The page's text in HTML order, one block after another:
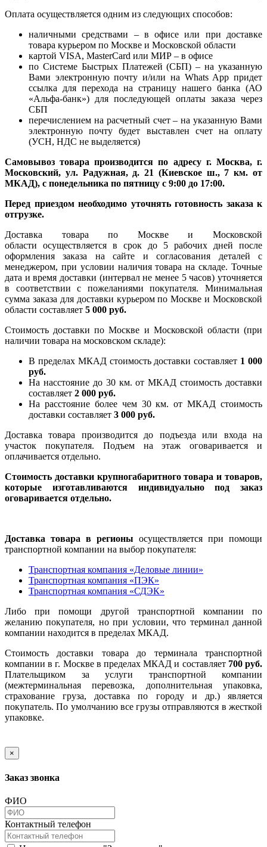
Оплата осуществляется одним из следующих способов:
наличными средствами – в офисе или при доставке
товара курьером по Москве и Московской области
картой VISA, MasterCard или МИР – в офисе
по Системе Быстрых Платежей (СБП) – на указанную
Вами электронную почту и/или на Whats App придет
ссылка для перехода на страницу нашего банка (АО
«Альфа-банк») для последующей оплаты заказа через
СБП
перечислением на расчетный счет – на указанную Вами
электронную почту будет выставлен счет на оплату
(УСН, НДС не выделяется)
Самовывоз товара производится по адресу г. Москва, г.
Московский, ул. Радужная, д. 21 (Киевское ш., 7 км. от
МКАД), с понедельника по пятницу с 9:00 до 17:00.
Перед приездом необходимо уточнять готовность заказа к
отгрузке.
Доставка товара по Москве и Московской
области осуществляется в срок до 5 рабочих дней после
оформления заказа на сайте и согласования деталей с
менеджером, при условии наличия товара на складе. Точные
дата и время доставки (интервал не менее 5 часов) уточняется
в соответствии с пожеланиями покупателя. Минимальная
сумма заказа для доставки курьером по Москве и Московской
области составляет 5 000 руб.
Стоимость доставки по Москве и Московской области (при
наличии товара на московском складе):
В пределах МКАД стоимость доставки составляет 1 000
руб.
На насcтояние до 30 км. от МКАД стоимость доставки
составляет 2 000 руб.
На расстояние более чем 30 км. от МКАД стоимость
доставки составляет 3 000 руб.
Доставка товара производится до подъезда или входа на
участок покупателя. Подъем на этаж оговаривается и
оплачивается отдельно.
Стоимость доставки крупногабаритного товара и товаров,
которые изготавливаются индивидуально под заказ
оговаривается отдельно.
Доставка товара в регионы осуществляется при помощи
транспортной компании на выбор покупателя:
Транспортная компания «Деловые линии»
Транспортная компания «ПЭК»
Транспортная компания «СДЭК»
Либо при помощи другой транспортной компании по
желанию покупателя, но при условии, что терминал данной
компании находится в пределах МКАД.
Стоимость доставки товара до терминала транспортной
компании в г. Москве в пределах МКАД и составляет 700 руб.
Плательщиком за услуги транспортной компании
(межтерминальная перевозка, дополнительная упаковка,
страхование груза, доставка по городу и др.) является
покупатель. По умолчанию все грузы отправляются в жесткой
упаковке.
×
Заказ звонка
ФИО
Контактный телефон